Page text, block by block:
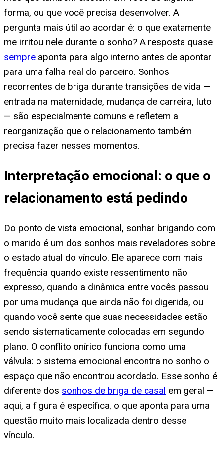
forma, ou que você precisa desenvolver. A
pergunta mais útil ao acordar é: o que exatamente
me irritou nele durante o sonho? A resposta quase
sempre aponta para algo interno antes de apontar
para uma falha real do parceiro. Sonhos
recorrentes de briga durante transições de vida —
entrada na maternidade, mudança de carreira, luto
— são especialmente comuns e refletem a
reorganização que o relacionamento também
precisa fazer nesses momentos.
Interpretação emocional: o que o
relacionamento está pedindo
Do ponto de vista emocional, sonhar brigando com
o marido é um dos sonhos mais reveladores sobre
o estado atual do vínculo. Ele aparece com mais
frequência quando existe ressentimento não
expresso, quando a dinâmica entre vocês passou
por uma mudança que ainda não foi digerida, ou
quando você sente que suas necessidades estão
sendo sistematicamente colocadas em segundo
plano. O conflito onírico funciona como uma
válvula: o sistema emocional encontra no sonho o
espaço que não encontrou acordado. Esse sonho é
diferente dos sonhos de briga de casal em geral —
aqui, a figura é específica, o que aponta para uma
questão muito mais localizada dentro desse
vínculo.